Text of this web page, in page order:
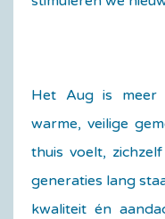
Het Aug is meer
warme, veilige
thuis voelt,
generaties lang
kwaliteit én